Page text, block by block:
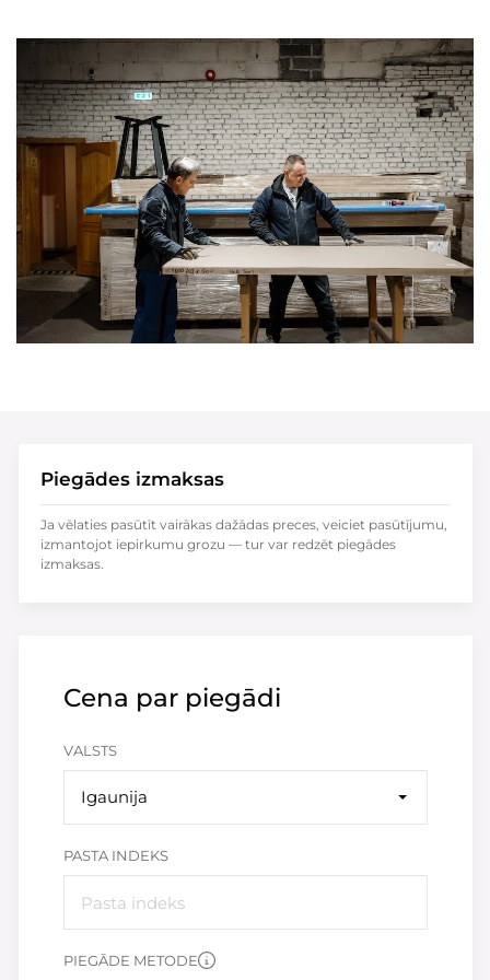
Cena par piegādi
VALSTS
Igaunija
PASTA INDEKS
PIEGĀDE METODE
Piegādes izmaksas
Ja vēlaties pasūtīt vairākas dažādas preces, veiciet pasūtījumu,
izmantojot iepirkumu grozu — tur var redzēt piegādes
izmaksas.